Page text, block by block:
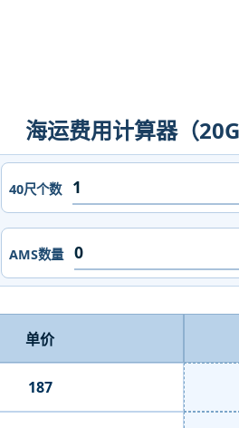
海运费用计算器（
40尺个数
AMS数量
单价
187